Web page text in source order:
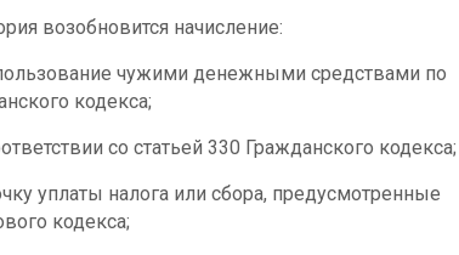
возобновится начисление:
чужими денежными средствами по
кодекса;
со статьей 330 Гражданского кодекса;
уплаты налога или сбора, предусмотренные
кодекса;